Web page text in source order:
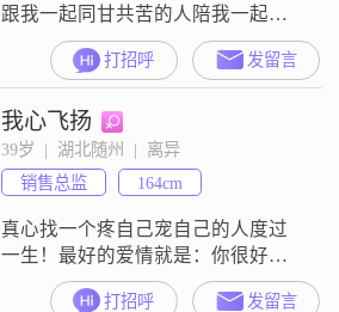
跟我一起同甘共苦的人陪我一起开
好我们的餐馆，过安逸的生活，相
敬相爱，别无他求
打招呼 发留言
我心飞扬
39岁  |  湖北随州  |  离异
销售总监
164cm
真心找一个疼自己宠自己的人度过
一生！最好的爱情就是：你很好，
我也不差，势均力敌的爱情
打招呼 发留言